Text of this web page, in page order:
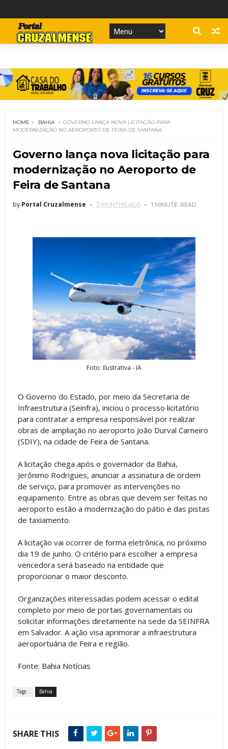
HOME BAHIA
GOVERNO LANÇA NOVA LICITAÇÃO PARA
MODERNIZAÇÃO NO AEROPORTO DE FEIRA DE SANTANA
Governo lança nova licitação para
modernização no Aeroporto de
Feira de Santana
by Portal Cruzalmense 2 MONTHS AGO 1 MINUTE READ
Foto: Ilustrativa - IA
O Governo do Estado, por meio da Secretaria de
Infraestrutura (Seinfra), iniciou o processo licitatório
para contratar a empresa responsável por realizar
obras de ampliação no aeroporto João Durval Carneiro
(SDIY), na cidade de Feira de Santana.
A licitação chega após o governador da Bahia,
Jerônimo Rodrigues, anunciar a assinatura de ordem
de serviço, para promover as intervenções no
equipamento. Entre as obras que devem ser feitas no
aeroporto estão a modernização do pátio e das pistas
de taxiamento.
A licitação vai ocorrer de forma eletrônica, no próximo
dia 19 de junho. O critério para escolher a empresa
vencedora será baseado na entidade que
proporcionar o maior desconto.
Organizações interessadas podem acessar o edital
completo por meio de portais governamentais ou
solicitar informações diretamente na sede da SEINFRA
em Salvador. A ação visa aprimorar a infraestrutura
aeroportuária de Feira e região.
Fonte: Bahia Notícias
Tags : Bahia
SHARE THIS